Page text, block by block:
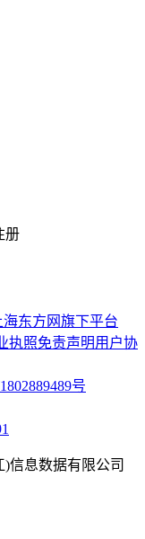
册
执照免责声明用户协
号
)信息数据有限公司